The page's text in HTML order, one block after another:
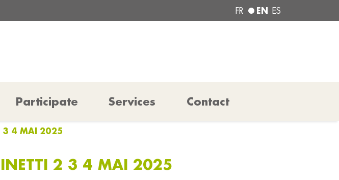
FR EN ES
Participate Services Contact
3 4 MAI 2025
2 3 4 MAI 2025